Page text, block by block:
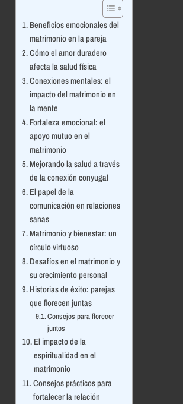
Beneficios emocionales del
matrimonio en la pareja
Cómo el amor duradero
afecta la salud física
Conexiones mentales: el
impacto del matrimonio en
la mente
Fortaleza emocional: el
apoyo mutuo en el
matrimonio
Mejorando la salud a través
de la conexión conyugal
El papel de la
comunicación en relaciones
sanas
Matrimonio y bienestar: un
círculo virtuoso
Desafíos en el matrimonio y
su crecimiento personal
Historias de éxito: parejas
que florecen juntas
Consejos para florecer
juntos
El impacto de la
espiritualidad en el
matrimonio
Consejos prácticos para
fortalecer la relación